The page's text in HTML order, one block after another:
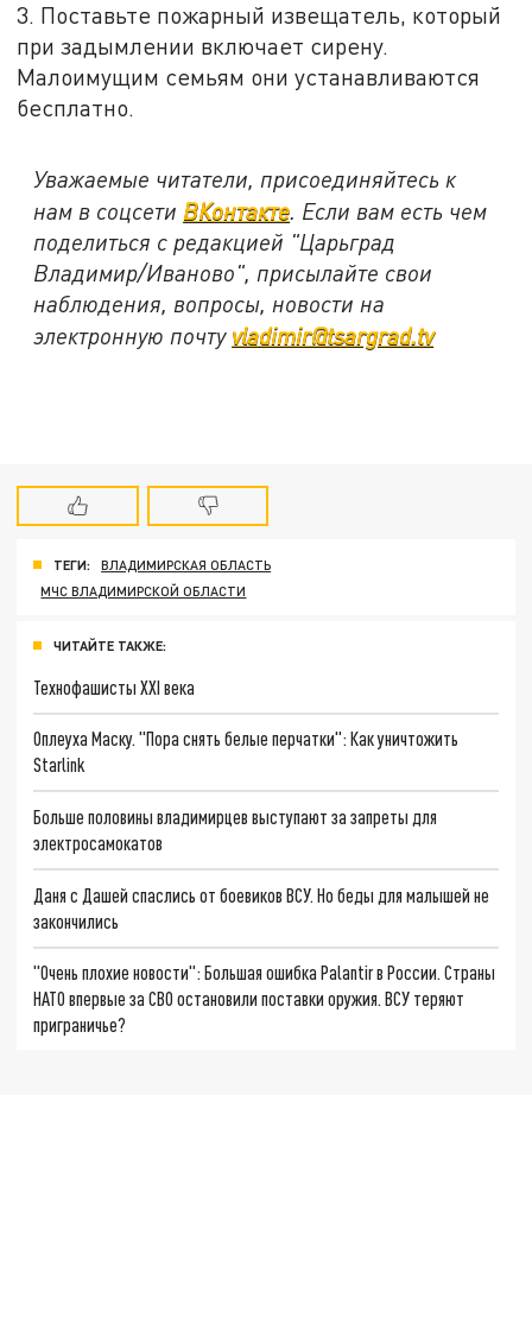
3. Поставьте пожарный извещатель, который
при задымлении включает сирену.
Малоимущим семьям они устанавливаются
бесплатно.
Уважаемые читатели, присоединяйтесь к
нам в соцсети ВКонтакте. Если вам есть чем
поделиться с редакцией "Царьград
Владимир/Иваново", присылайте свои
наблюдения, вопросы, новости на
электронную почту vladimir@tsargrad.tv
ТЕГИ:
ВЛАДИМИРСКАЯ ОБЛАСТЬ
МЧС ВЛАДИМИРСКОЙ ОБЛАСТИ
ЧИТАЙТЕ ТАКЖЕ:
Технофашисты XXI века
Оплеуха Маску. "Пора снять белые перчатки": Как уничтожить
Starlink
Больше половины владимирцев выступают за запреты для
электросамокатов
Даня с Дашей спаслись от боевиков ВСУ. Но беды для малышей не
закончились
"Очень плохие новости": Большая ошибка Palantir в России. Страны
НАТО впервые за СВО остановили поставки оружия. ВСУ теряют
приграничье?